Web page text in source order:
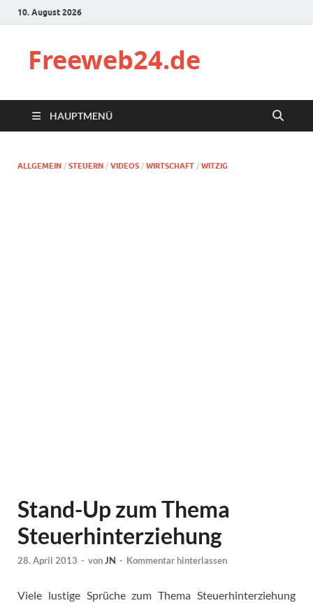
10. August 2026
Freeweb24.de
HAUPTMENÜ
ALLGEMEIN / STEUERN / VIDEOS / WIRTSCHAFT / WITZIG
Stand-Up zum Thema
Steuerhinterziehung
28. April 2013 - vonJN - Kommentar hinterlassen
Viele lustige Sprüche zum Thema Steuerhinterziehung